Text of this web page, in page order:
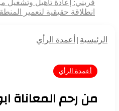
فريني: إعادة تأهيل وتشغيل
انطلاقة حقيقية لتعمير
الرئيسية أعمدة الرأي
أعمدة الرأي
من رحم المعاناة